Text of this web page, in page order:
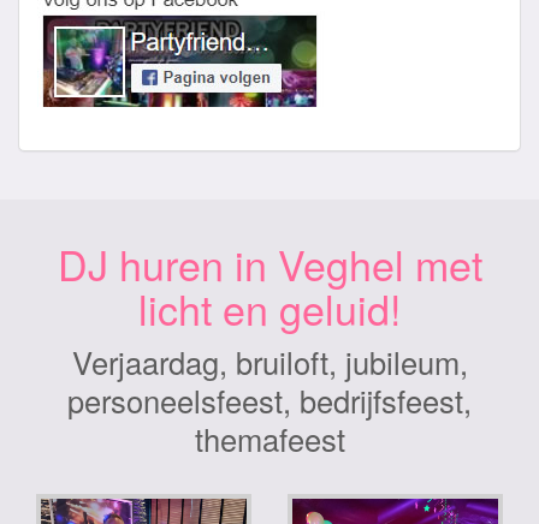
DJ huren in Veghel met
licht en geluid!
Verjaardag, bruiloft, jubileum,
personeelsfeest, bedrijfsfeest,
themafeest